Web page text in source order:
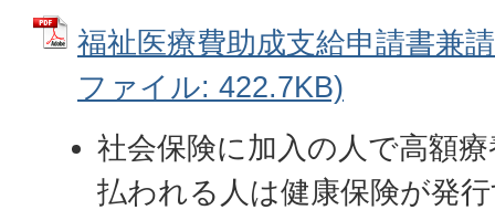
福祉医療費助成支給申請書兼
ファイル: 422.7KB)
社会保険に加入の人で高額
払われる人は健康保険が発